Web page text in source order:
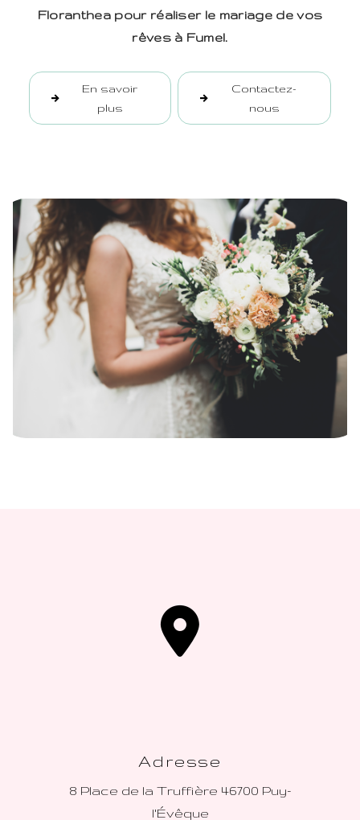
Floranthea pour réaliser le mariage de vos
rêves à Fumel.
En savoir
plus
Contactez-
nous
Adresse
8 Place de la Truffière 46700 Puy-
l'Évêque